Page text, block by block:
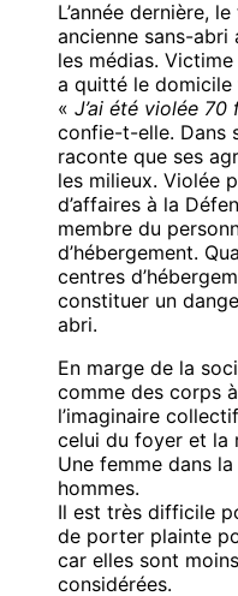
L’année dernière,
ancienne sans-
les médias.
a quitté le domicile
« J’ai été violée 70
confie-t-elle. Dans
raconte que ses
les milieux. Violée
d’affaires à la
membre du
d’hébergement.
centres
constituer un
abri.
En marge de la
comme des corps
l’imaginaire
celui du foyer et la
Une femme dans
hommes.
Il est très difficile
de porter plainte
car elles sont
considérées.